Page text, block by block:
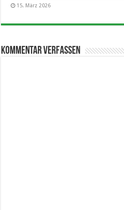
15. März 2026
Kommentar verfassen